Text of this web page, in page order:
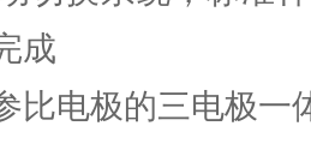
成
比电极的三电极一